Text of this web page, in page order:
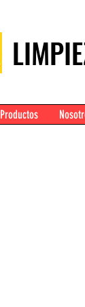
Productos